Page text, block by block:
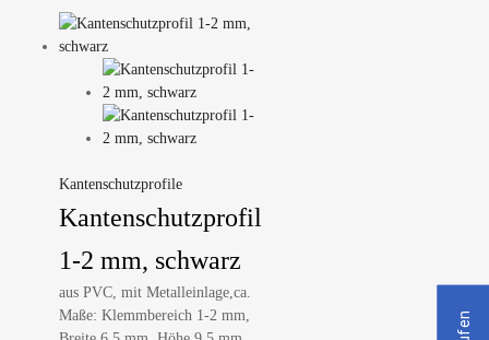
Kantenschutzprofile
Kantenschutzprofil
1-2 mm, schwarz
aus PVC, mit Metalleinlage,ca.
Maße: Klemmbereich 1-2 mm,